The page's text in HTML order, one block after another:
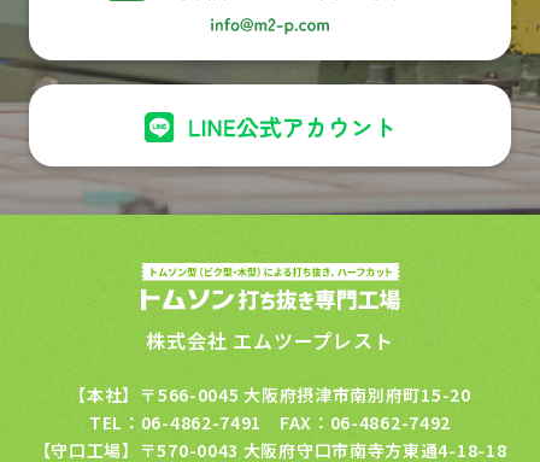
株式会社 エムツープレスト
【本社】〒566-0045 大阪府摂津市南別府町15-20
TEL：06-4862-7491 FAX：06-4862-7492
【守口工場】〒570-0043 大阪府守口市南寺方東通4-18-18